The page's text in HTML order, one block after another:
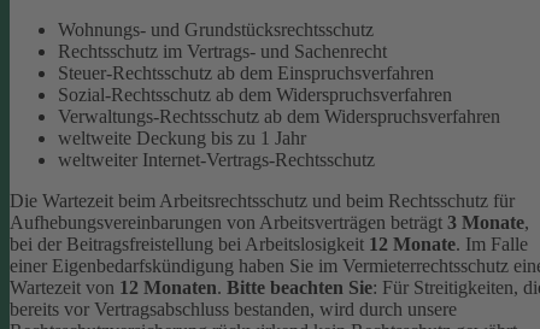
Wohnungs- und Grundstücksrechtsschutz
Rechtsschutz im Vertrags- und Sachenrecht
Steuer-Rechtsschutz ab dem Einspruchsverfahren
Sozial-Rechtsschutz ab dem Widerspruchsverfahren
Verwaltungs-Rechtsschutz ab dem Widerspruchsverfahren
weltweite Deckung bis zu 1 Jahr
weltweiter Internet-Vertrags-Rechtsschutz
Die Wartezeit beim Arbeitsrechtsschutz und beim Rechtsschutz für
Aufhebungsvereinbarungen von Arbeitsverträgen beträgt 3 Monate,
bei der Beitragsfreistellung bei Arbeitslosigkeit 12 Monate. Im Falle
einer Eigenbedarfskündigung haben Sie im Vermieterrechtsschutz
Wartezeit von 12 Monaten. Bitte beachten Sie: Für Streitigkeiten,
bereits vor Vertragsabschluss bestanden, wird durch unsere